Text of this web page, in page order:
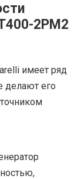
2РМ2
имеет ряд
делают его